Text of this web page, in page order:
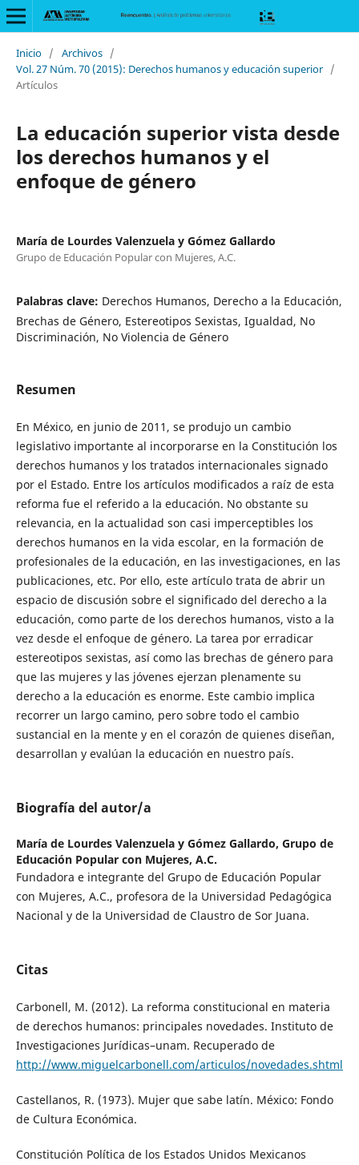
Inicio / Archivos /
Vol. 27 Núm. 70 (2015): Derechos humanos y educación superior /
Artículos
La educación superior vista desde
los derechos humanos y el
enfoque de género
María de Lourdes Valenzuela y Gómez Gallardo
Grupo de Educación Popular con Mujeres, A.C.
Palabras clave: Derechos Humanos, Derecho a la Educación,
Brechas de Género, Estereotipos Sexistas, Igualdad, No
Discriminación, No Violencia de Género
Resumen
En México, en junio de 2011, se produjo un cambio
legislativo importante al incorporarse en la Constitución los
derechos humanos y los tratados internacionales signado
por el Estado. Entre los artículos modificados a raíz de esta
reforma fue el referido a la educación. No obstante su
relevancia, en la actualidad son casi imperceptibles los
derechos humanos en la vida escolar, en la formación de
profesionales de la educación, en las investigaciones, en las
publicaciones, etc. Por ello, este artículo trata de abrir un
espacio de discusión sobre el significado del derecho a la
educación, como parte de los derechos humanos, visto a la
vez desde el enfoque de género. La tarea por erradicar
estereotipos sexistas, así como las brechas de género para
que las mujeres y las jóvenes ejerzan plenamente su
derecho a la educación es enorme. Este cambio implica
recorrer un largo camino, pero sobre todo el cambio
sustancial en la mente y en el corazón de quienes diseñan,
desarrollan y evalúan la educación en nuestro país.
Biografía del autor/a
María de Lourdes Valenzuela y Gómez Gallardo, Grupo de
Educación Popular con Mujeres, A.C.
Fundadora e integrante del Grupo de Educación Popular
con Mujeres, A.C., profesora de la Universidad Pedagógica
Nacional y de la Universidad de Claustro de Sor Juana.
Citas
Carbonell, M. (2012). La reforma constitucional en materia
de derechos humanos: principales novedades. Instituto de
Investigaciones Jurídicas–unam. Recuperado de
http://www.miguelcarbonell.com/articulos/novedades.shtml
Castellanos, R. (1973). Mujer que sabe latín. México: Fondo
de Cultura Económica.
Constitución Política de los Estados Unidos Mexicanos